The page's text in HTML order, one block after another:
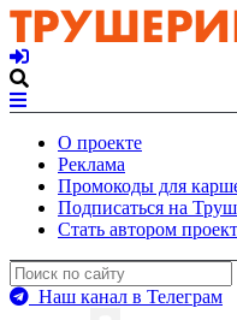
О проекте
Реклама
Промокоды для
Подписаться на
Стать автором
Наш канал в Телеграм